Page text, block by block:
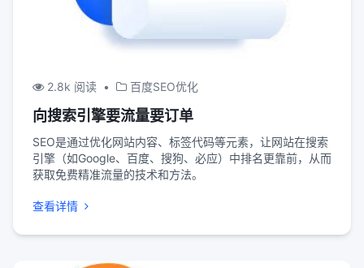
2.8k 阅读 • 百度SEO优化
向搜索引擎要流量要订单
SEO是通过优化网站内容、标签代码等元素，让网站在搜索
引擎（如Google、百度、搜狗、必应）中排名更靠前，从而
获取免费精准流量的技术和方法。
查看详情